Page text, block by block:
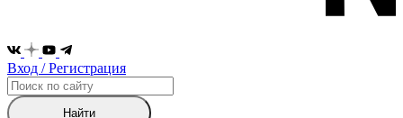
Вход / Регистрация
Найти